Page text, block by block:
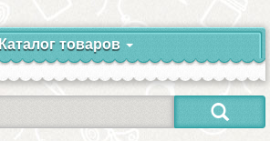
Каталог товаров